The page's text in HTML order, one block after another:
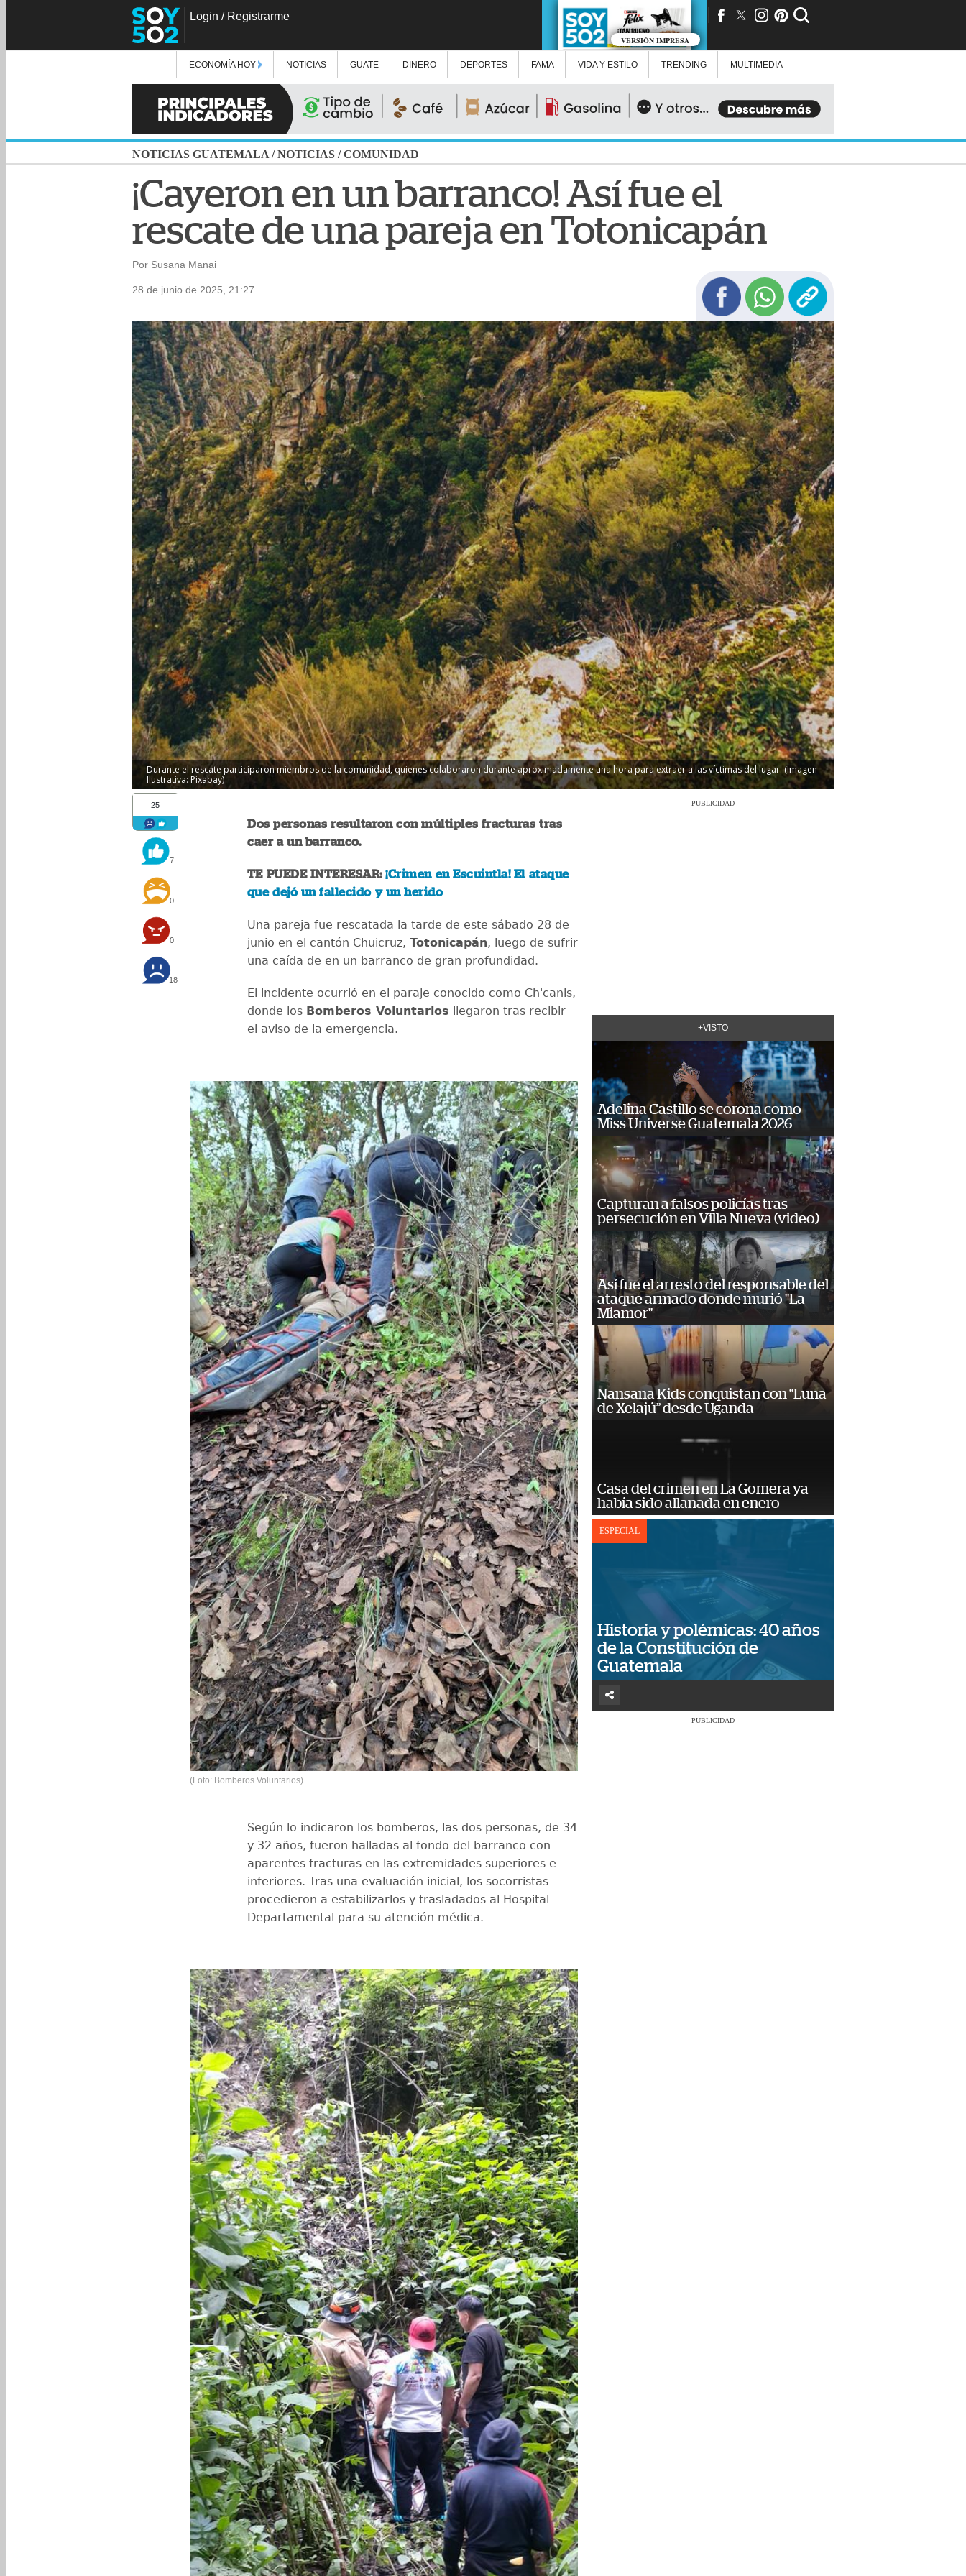
Login / Registrarme
VERSIÓN IMPRESA
ECONOMÍA HOY NOTICIAS GUATE DINERO DEPORTES FAMA VIDA Y ESTILO TRENDING MULTIMEDIA
NOTICIAS GUATEMALA /NOTICIAS /COMUNIDAD
¡Cayeron en un barranco! Así fue el
rescate de una pareja en Totonicapán
Por Susana Manai
28 de junio de 2025, 21:27
Durante el rescate participaron miembros de la comunidad, quienes colaboraron durante aproximadamente una hora para extraer a las víctimas del lugar. (Imagen
Ilustrativa: Pixabay)
25
7
0
0
18
Dos personas resultaron con múltiples fracturas tras
caer a un barranco.
TE PUEDE INTERESAR:¡Crimen en Escuintla! El ataque
que dejó un fallecido y un herido
Una pareja fue rescatada la tarde de este sábado 28 de
junio en el cantón Chuicruz, Totonicapán, luego de sufrir
una caída de en un barranco de gran profundidad.
El incidente ocurrió en el paraje conocido como Ch'canis,
donde los Bomberos Voluntarios llegaron tras recibir
el aviso de la emergencia.
(Foto: Bomberos Voluntarios)
Según lo indicaron los bomberos, las dos personas, de 34
y 32 años, fueron halladas al fondo del barranco con
aparentes fracturas en las extremidades superiores e
inferiores. Tras una evaluación inicial, los socorristas
procedieron a estabilizarlos y trasladados al Hospital
Departamental para su atención médica.
PUBLICIDAD
+VISTO
Adelina Castillo se corona como
Miss Universe Guatemala 2026
Capturan a falsos policías tras
persecución en Villa Nueva (video)
Así fue el arresto del responsable del
ataque armado donde murió "La
Miamor"
Nansana Kids conquistan con “Luna
de Xelajú” desde Uganda
Casa del crimen en La Gomera ya
había sido allanada en enero
ESPECIAL
Historia y polémicas: 40 años
de la Constitución de
Guatemala
PUBLICIDAD